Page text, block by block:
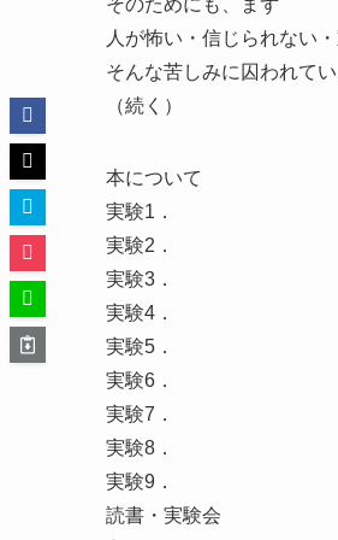
そのためにも、まず
人が怖い・信じられない
そんな苦しみに囚われて
（続く）
本について
実験1．
実験2．
実験3．
実験4．
実験5．
実験6．
実験7．
実験8．
実験9．
読書・実験会